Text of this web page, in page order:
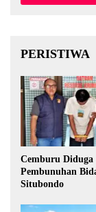
PERISTIWA
Cemburu
Pembunuhan
Situbondo